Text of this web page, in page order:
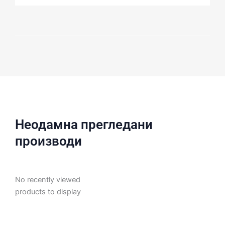
Неодамна прегледани
производи
No recently viewed
products to display